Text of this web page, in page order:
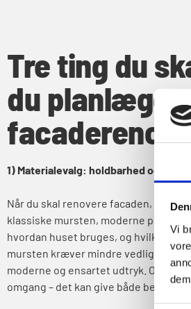
Vi
Tre ting du
du
1) Materialevalg: holdbarhed og udtryk
Når du skal renovere facaden, er
klassiske mursten, moderne puds
hvordan huset bruges, og hvilke
mursten kræver mindre vedligehold
moderne og ensartet udtryk.
omgang – det kan give både bedre